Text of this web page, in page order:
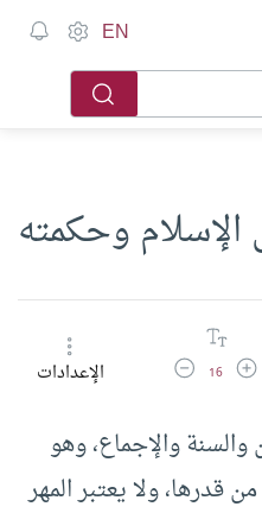
EN
وحكمته
زيادة حجم الخط
16 تقليل حجم الخطالإعدادات
والسنة والإجماع، وهو
قدرها، ولا يعتبر المهر